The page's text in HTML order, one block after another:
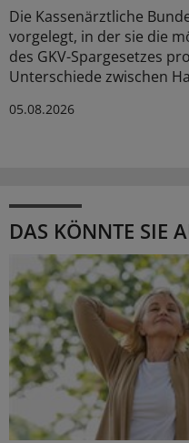
Die Kassenärztliche
vorgelegt, in der sie die
des GKV-Spargesetzes
Unterschiede zwischen
05.08.2026
DAS KÖNNTE SIE